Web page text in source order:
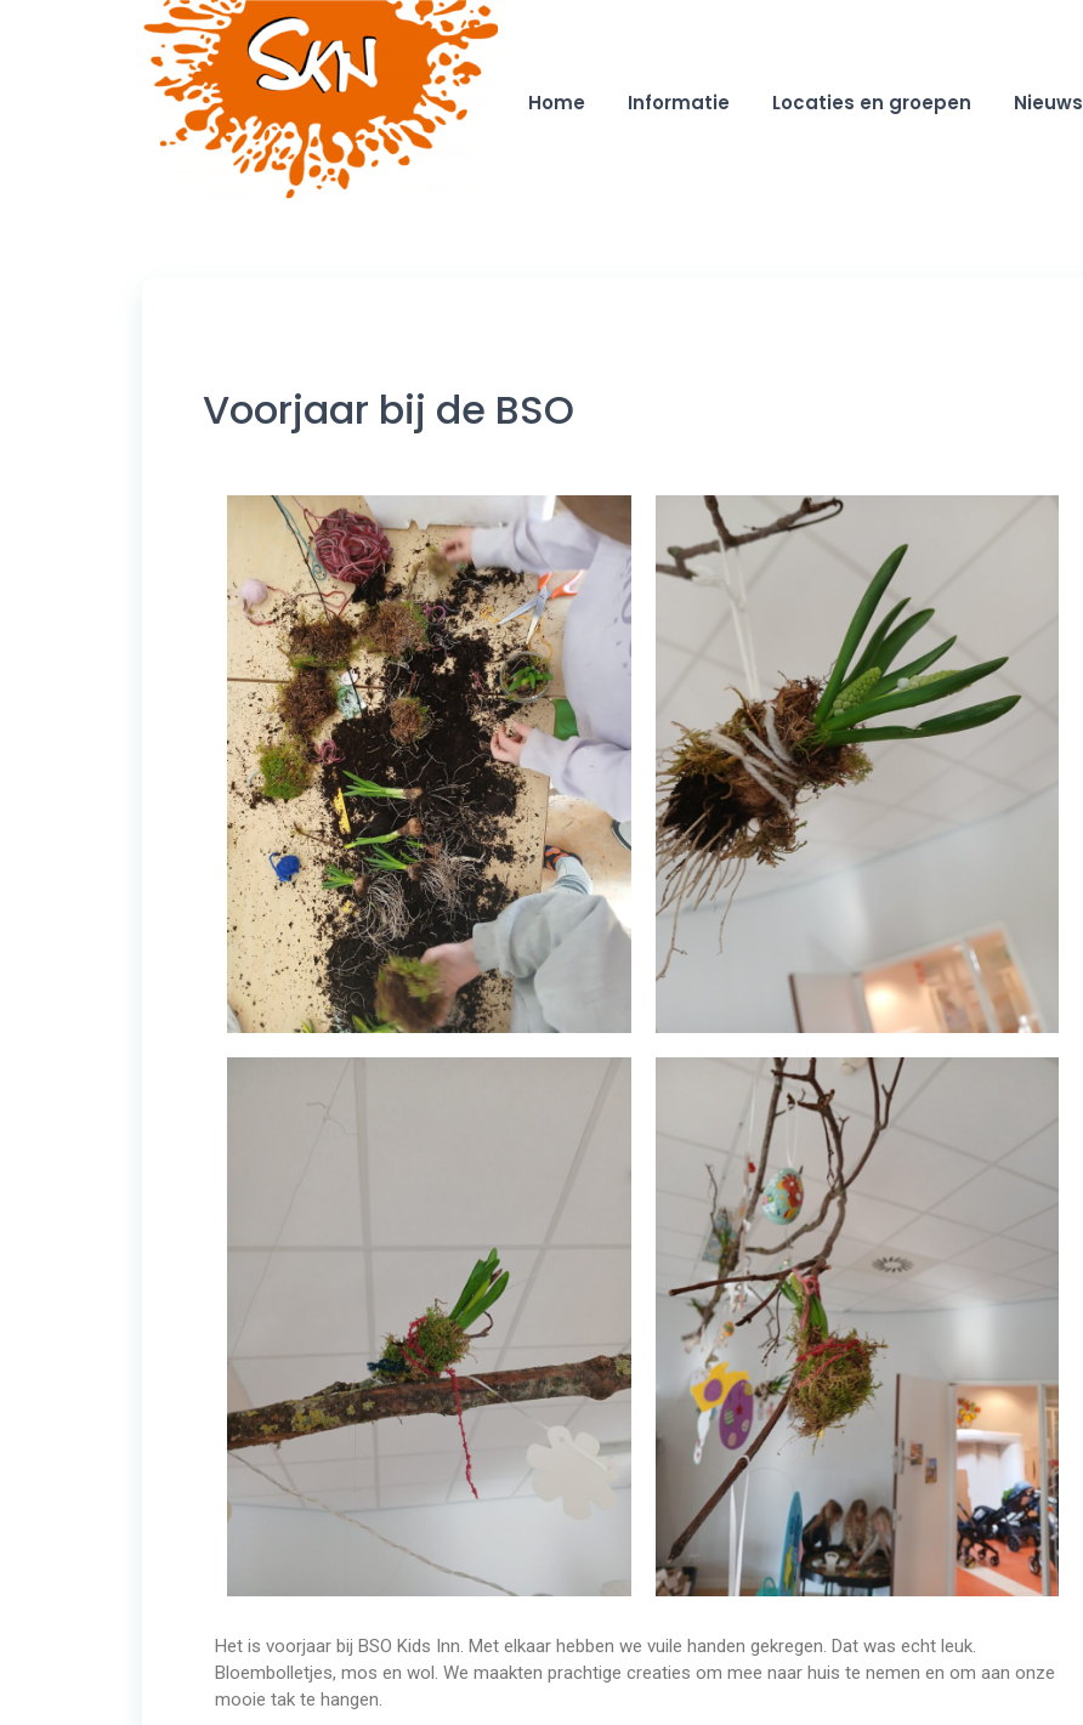
Home Informatie Locaties en groepen Nieuws
Voorjaar bij de BSO
Het is voorjaar bij BSO Kids Inn. Met elkaar hebben we vuile handen gekregen. Dat was echt leuk.
Bloembolletjes, mos en wol. We maakten prachtige creaties om mee naar huis te nemen en om aan onze
mooie tak te hangen.